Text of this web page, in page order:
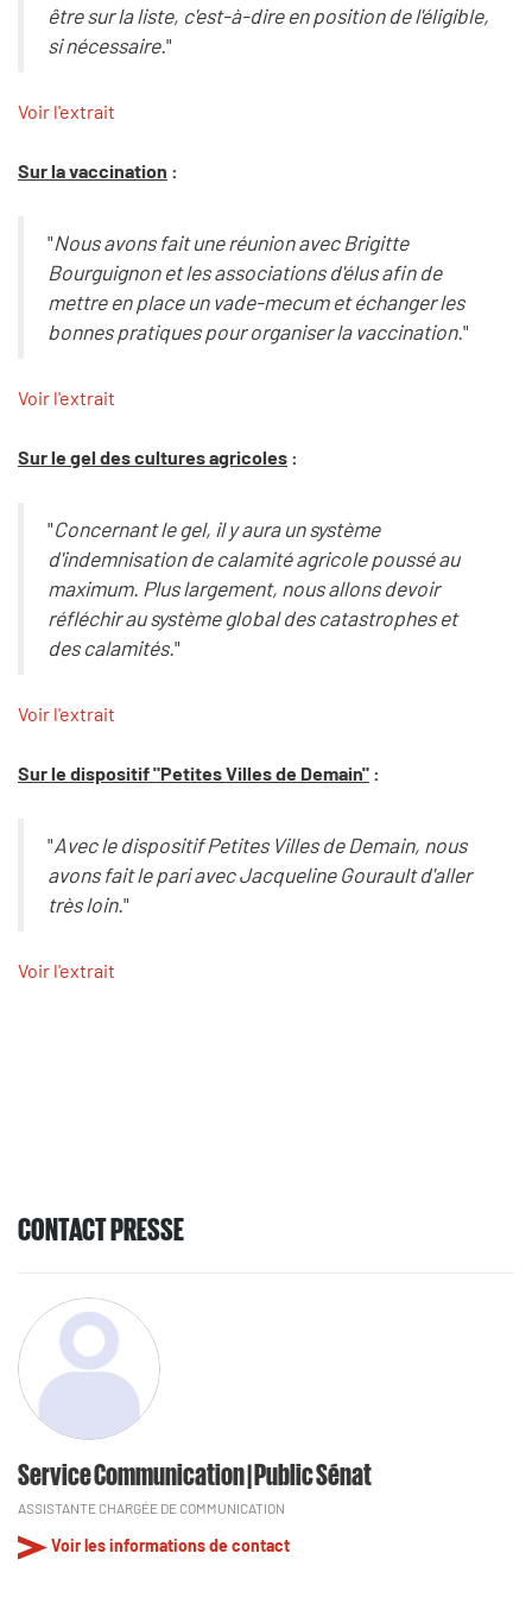
être sur la liste, c'est-à-dire en position de l'éligible,
si nécessaire."
Voir l'extrait
Sur la vaccination :
"Nous avons fait une réunion avec Brigitte
Bourguignon et les associations d'élus afin de
mettre en place un vade-mecum et échanger les
bonnes pratiques pour organiser la vaccination."
Voir l'extrait
Sur le gel des cultures agricoles :
"Concernant le gel, il y aura un système
d'indemnisation de calamité agricole poussé au
maximum. Plus largement, nous allons devoir
réfléchir au système global des catastrophes et
des calamités."
Voir l'extrait
Sur le dispositif "Petites Villes de Demain" :
"Avec le dispositif Petites Villes de Demain, nous
avons fait le pari avec Jacqueline Gourault d'aller
très loin."
Voir l'extrait
CONTACT PRESSE
Service Communication | Public Sénat
ASSISTANTE CHARGÉE DE COMMUNICATION
Voir les informations de contact